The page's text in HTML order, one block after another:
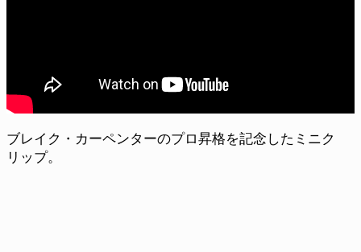
ブレイク・カーペンターのプロ昇格を記念したミニク
リップ。